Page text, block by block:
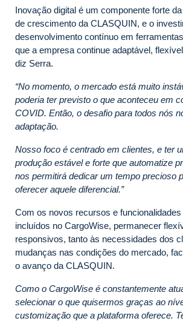
Inovação digital é um componente forte
de crescimento da CLASQUIN, e o
desenvolvimento contínuo em
que a empresa continue adaptável,
diz Serra.
“No momento, o mercado está muito
poderia ter previsto o que aconteceu em
COVID. Então, o desafio para todos nós
adaptação.
Nosso foco é centrado em clientes, e ter
produção estável e forte que automatize
nos permitirá dedicar um tempo precioso
oferecer aquele diferencial.”
Com os novos recursos e
incluídos no CargoWise, permanecer
responsivos, tanto às necessidades dos
mudanças nas condições do mercado,
o avanço da CLASQUIN.
Como o CargoWise é constantemente
selecionar o que quisermos graças ao
customização que a plataforma oferece.